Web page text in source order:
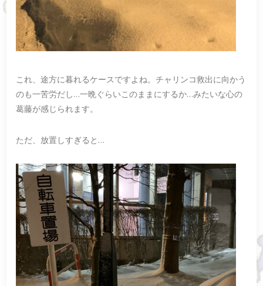
これ、途方に暮れるケースですよね。チャリンコ救出に向かう
のも一苦労だし…一晩ぐらいこのままにするか…みたいな心の
葛藤が感じられます。
ただ、放置しすぎると…